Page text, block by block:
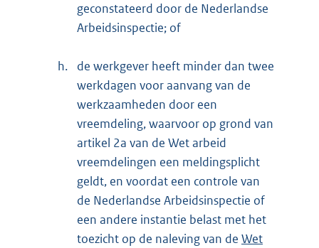
geconstateerd door de Nederlandse
Arbeidsinspectie; of
h.
de werkgever heeft minder dan twee
werkdagen voor aanvang van de
werkzaamheden door een
vreemdeling, waarvoor op grond van
artikel 2a van de Wet arbeid
vreemdelingen een meldingsplicht
geldt, en voordat een controle van
de Nederlandse Arbeidsinspectie of
een andere instantie belast met het
toezicht op de naleving van de Wet